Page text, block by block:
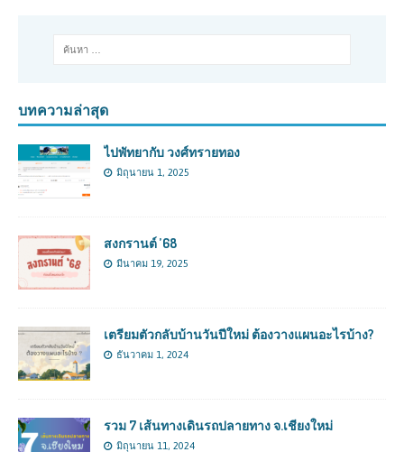
บทความล่าสุด
ไปพัทยากับ วงศ์ทรายทอง
มิถุนายน 1, 2025
สงกรานต์ ’68
มีนาคม 19, 2025
เตรียมตัวกลับบ้านวันปีใหม่ ต้องวางแผนอะไรบ้าง?
ธันวาคม 1, 2024
รวม 7 เส้นทางเดินรถปลายทาง จ.เชียงใหม่
มิถุนายน 11, 2024